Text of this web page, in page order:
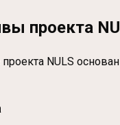
проекта
NULS